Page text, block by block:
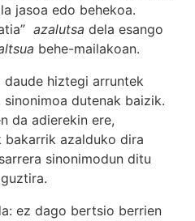
jasoa edo behekoa.
azalutsa dela esango
behe-mailakoan.
hiztegi arruntek
dutenak baizik.
da adierekin ere,
bakarrik azalduko dira
sinonimodun ditu
ez dago bertsio berrien